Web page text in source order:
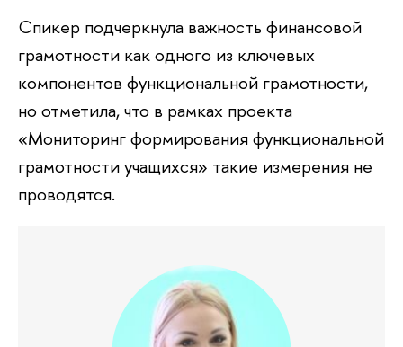
Спикер подчеркнула важность финансовой
грамотности как одного из ключевых
компонентов функциональной грамотности,
но отметила, что в рамках проекта
«Мониторинг формирования функциональной
грамотности учащихся» такие измерения не
проводятся.